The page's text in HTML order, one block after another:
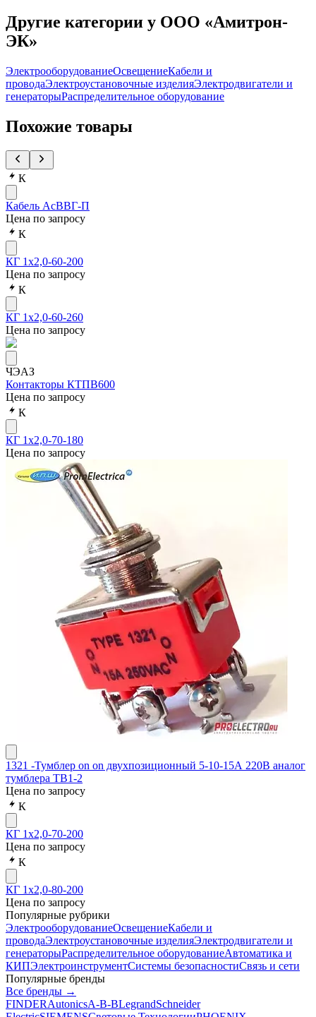
Другие категории у ООО «Амитрон-
ЭК»
ЭлектрооборудованиеОсвещениеКабели и
проводаЭлектроустановочные изделияЭлектродвигатели и
генераторыРаспределительное оборудование
Похожие товары
К
Кабель АсВВГ-П
Цена по запросу
К
КГ 1х2,0-60-200
Цена по запросу
К
КГ 1х2,0-60-260
Цена по запросу
ЧЭАЗ
Контакторы КТПВ600
Цена по запросу
К
КГ 1х2,0-70-180
Цена по запросу
1321 -Тумблер on on двухпозиционный 5-10-15А 220В аналог
тумблера ТВ1-2
Цена по запросу
К
КГ 1х2,0-70-200
Цена по запросу
К
КГ 1х2,0-80-200
Цена по запросу
Популярные рубрики
ЭлектрооборудованиеОсвещениеКабели и
проводаЭлектроустановочные изделияЭлектродвигатели и
генераторыРаспределительное оборудованиеАвтоматика и
КИПЭлектроинструментСистемы безопасностиСвязь и сети
Популярные бренды
Все бренды →
FINDERAutonicsA-B-BLegrandSchneider